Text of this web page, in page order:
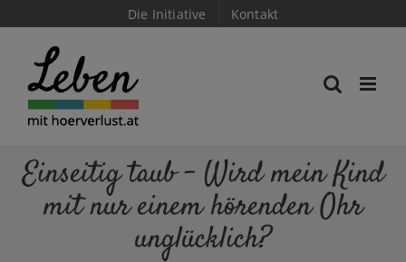
content
Die Initiative Kontakt
Einseitig taub – Wird mein Kind
mit nur einem hörenden Ohr
unglücklich?